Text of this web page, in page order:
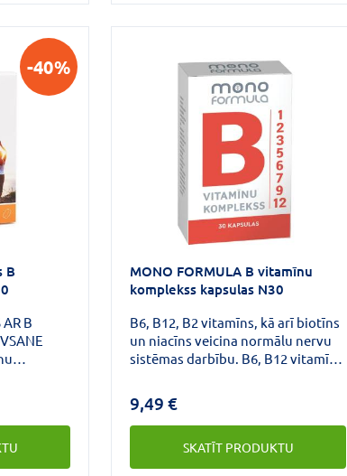
nespēku.Piemērots
-40%
B
B
B12
palīdz
MONO FORMULA B vitamīnu
komplekss kapsulas N30
B6, B12, B2 vitamīns, kā arī biotīns
un niacīns veicina normālu nervu
sistēmas darbību. B6, B12 vitamīn,
9,49 €
SKATĪT PRODUKTU